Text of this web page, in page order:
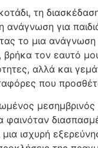
τη
για
το μια
τον εαυτό
αλλά και
που
φαινόταν
ισχυρή